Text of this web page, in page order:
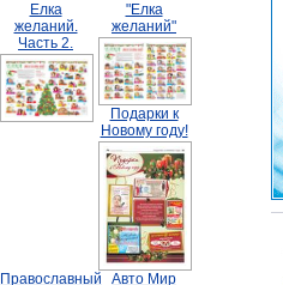
Елка
желаний.
Часть 2.
"Елка
желаний"
Подарки к
Новому году!
Православный
Авто Мир